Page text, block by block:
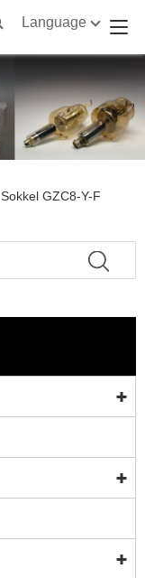
Language
Sokkel GZC8-Y-F